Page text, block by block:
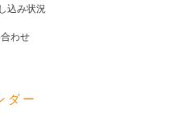
込み状況
わせ
ダー